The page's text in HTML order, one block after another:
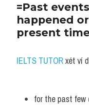
=Past
happened
present
IELTS TUTOR xét ví
for the past few